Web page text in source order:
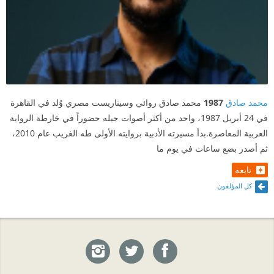
محمد صادق 1987 محمد صادق روائي وسيناريست مصري وُلد في القاهرة
في 24 أبريل 1987، واحد من أكثر أصوات جيله حضوراً في خارطة الرواية
العربية المعاصرة.بدأ مسيرته الأدبية بروايته الأولى طه الغريب عام 2010،
ثم أصدر بضع ساعات في يوم ما
تابعه
كل المؤلفون